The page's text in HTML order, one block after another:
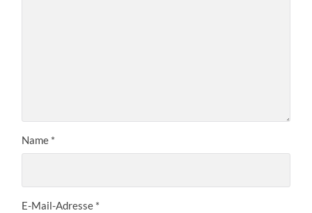
Name *
E-Mail-Adresse *